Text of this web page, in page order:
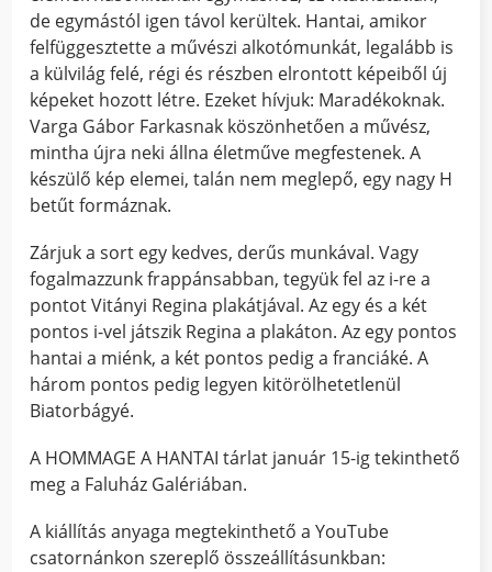
de egymástól igen távol kerültek. Hantai, amikor
felfüggesztette a művészi alkotómunkát, legalább is
a külvilág felé, régi és részben elrontott képeiből új
képeket hozott létre. Ezeket hívjuk: Maradékoknak.
Varga Gábor Farkasnak köszönhetően a művész,
mintha újra neki állna életműve megfestenek. A
készülő kép elemei, talán nem meglepő, egy nagy H
betűt formáznak.
Zárjuk a sort egy kedves, derűs munkával. Vagy
fogalmazzunk frappánsabban, tegyük fel az i-re a
pontot Vitányi Regina plakátjával. Az egy és a két
pontos i-vel játszik Regina a plakáton. Az egy pontos
hantai a miénk, a két pontos pedig a franciáké. A
három pontos pedig legyen kitörölhetetlenül
Biatorbágyé.
A HOMMAGE A HANTAI tárlat január 15-ig tekinthető
meg a Faluház Galériában.
A kiállítás anyaga megtekinthető a YouTube
csatornánkon szereplő összeállításunkban: